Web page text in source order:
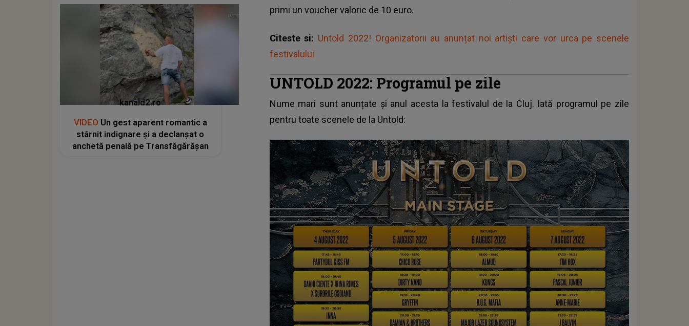
primi un voucher valoric de 10 euro.
Citeste si: Untold 2022! Organizatorii au anunțat noi artiști care vor urca pe scenele
festivalului
UNTOLD 2022: Programul pe zile
Nume mari sunt anunțate și anul acesta la festivalul de la Cluj. Iată programul pe zile
pentru toate scenele de la Untold:
kanald2.ro
VIDEO Un gest aparent romantic a
stârnit indignare și a declanșat o
anchetă penală pe Transfăgărășan